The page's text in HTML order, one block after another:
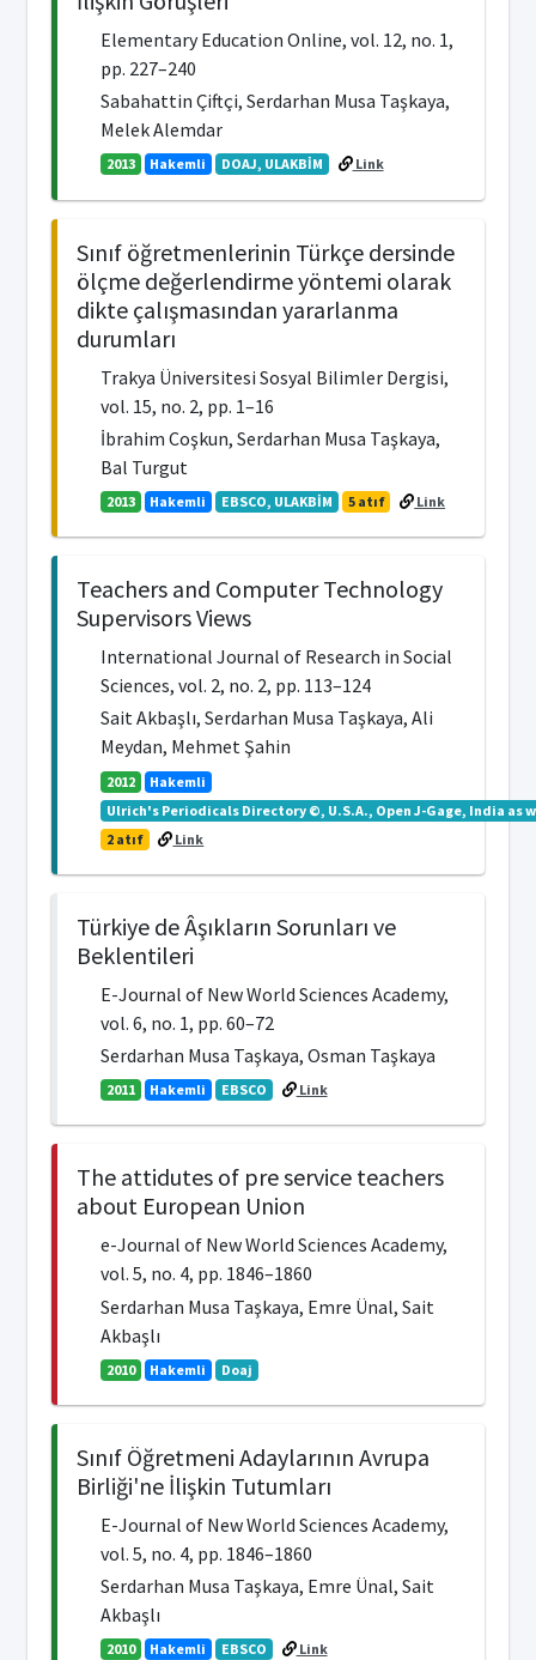
Elementary Education Online, vol. 12, no. 1,
pp. 227–240
Sabahattin Çiftçi, Serdarhan Musa Taşkaya,
Melek Alemdar
2013 Hakemli DOAJ, ULAKBİM Link
Sınıf öğretmenlerinin Türkçe dersinde
ölçme değerlendirme yöntemi olarak
dikte çalışmasından yararlanma
durumları
Trakya Üniversitesi Sosyal Bilimler Dergisi,
vol. 15, no. 2, pp. 1–16
İbrahim Coşkun, Serdarhan Musa Taşkaya,
Bal Turgut
2013 Hakemli EBSCO, ULAKBİM 5 atıf Link
Teachers and Computer Technology
Supervisors Views
International Journal of Research in Social
Sciences, vol. 2, no. 2, pp. 113–124
Sait Akbaşlı, Serdarhan Musa Taşkaya, Ali
Meydan, Mehmet Şahin
2012
Hakemli
Ulrich's Periodicals Directory ©, U.S.A., Open J-Gage, India as
2 atıf
Link
Türkiye de Âşıkların Sorunları ve
Beklentileri
E-Journal of New World Sciences Academy,
vol. 6, no. 1, pp. 60–72
Serdarhan Musa Taşkaya, Osman Taşkaya
2011 Hakemli EBSCO Link
The attidutes of pre service teachers
about European Union
e-Journal of New World Sciences Academy,
vol. 5, no. 4, pp. 1846–1860
Serdarhan Musa Taşkaya, Emre Ünal, Sait
Akbaşlı
2010 Hakemli Doaj
Sınıf Öğretmeni Adaylarının Avrupa
Birliği'ne İlişkin Tutumları
E-Journal of New World Sciences Academy,
vol. 5, no. 4, pp. 1846–1860
Serdarhan Musa Taşkaya, Emre Ünal, Sait
Akbaşlı
2010 Hakemli EBSCO Link